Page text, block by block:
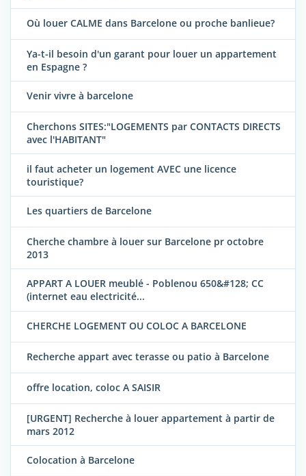
Où louer CALME dans Barcelone ou proche banlieue?
Ya-t-il besoin d'un garant pour louer un appartement
en Espagne ?
Venir vivre à barcelone
Cherchons SITES:"LOGEMENTS par CONTACTS DIRECTS
avec l'HABITANT"
il faut acheter un logement AVEC une licence
touristique?
Les quartiers de Barcelone
Cherche chambre à louer sur Barcelone pr octobre
2013
APPART A LOUER meublé - Poblenou 650&#128; CC
(internet eau electricité...
CHERCHE LOGEMENT OU COLOC A BARCELONE
Recherche appart avec terasse ou patio à Barcelone
offre location, coloc A SAISIR
[URGENT] Recherche à louer appartement à partir de
mars 2012
Colocation à Barcelone